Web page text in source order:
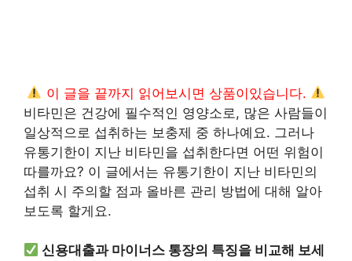
이 글을 끝까지 읽어보시면 상품이있습니다.
비타민은 건강에 필수적인 영양소로, 많은 사람들이
일상적으로 섭취하는 보충제 중 하나예요. 그러나
유통기한이 지난 비타민을 섭취한다면 어떤 위험이
따를까요? 이 글에서는 유통기한이 지난 비타민의
섭취 시 주의할 점과 올바른 관리 방법에 대해 알아
보도록 할게요.
신용대출과 마이너스 통장의 특징을 비교해 보세